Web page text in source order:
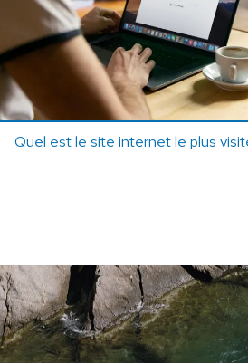
Quel est le site internet le plus